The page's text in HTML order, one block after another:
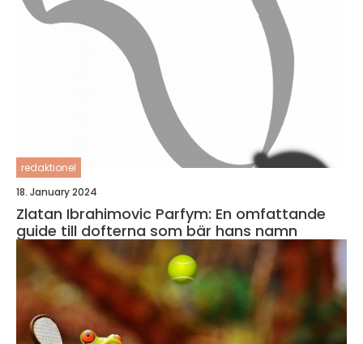
redaktionel
18. January 2024
Zlatan Ibrahimovic Parfym: En omfattande
guide till dofterna som bär hans namn